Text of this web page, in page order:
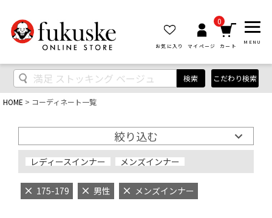
お気に入り マイページ
0
カート
MENU
検索 こだわり検索
HOME コーディネート一覧
絞り込む
レディースインナー メンズインナー
175-179 男性 メンズインナー